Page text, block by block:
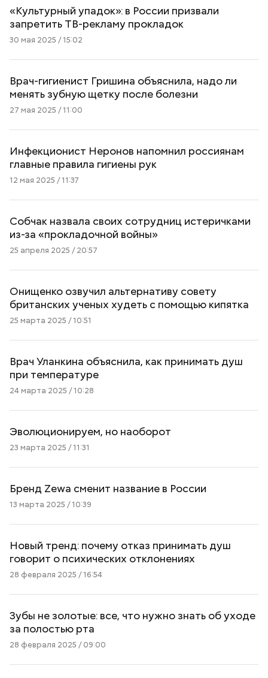
«Культурный упадок»: в России призвали
запретить ТВ-рекламу прокладок
30 мая 2025 / 15:02
Врач-гигиенист Гришина объяснила, надо ли
менять зубную щетку после болезни
27 мая 2025 / 11:00
Инфекционист Неронов напомнил россиянам
главные правила гигиены рук
12 мая 2025 / 11:37
Собчак назвала своих сотрудниц истеричками
из-за «прокладочной войны»
25 апреля 2025 / 20:57
Онищенко озвучил альтернативу совету
британских ученых худеть с помощью кипятка
25 марта 2025 / 10:51
Врач Уланкина объяснила, как принимать душ
при температуре
24 марта 2025 / 10:28
Эволюционируем, но наоборот
23 марта 2025 / 11:31
Бренд Zewa сменит название в России
13 марта 2025 / 10:39
Новый тренд: почему отказ принимать душ
говорит о психических отклонениях
28 февраля 2025 / 16:54
Зубы не золотые: все, что нужно знать об уходе
за полостью рта
28 февраля 2025 / 09:00